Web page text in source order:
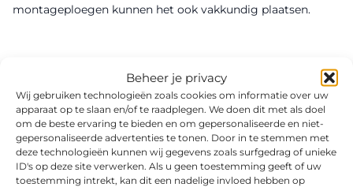
Beheer je privacy
Wij gebruiken technologieën zoals cookies om informatie over uw
apparaat op te slaan en/of te raadplegen. We doen dit met als doel
om de beste ervaring te bieden en om gepersonaliseerde en niet-
gepersonaliseerde advertenties te tonen. Door in te stemmen met
deze technologieën kunnen wij gegevens zoals surfgedrag of unieke
ID's op deze site verwerken. Als u geen toestemming geeft of uw
toestemming intrekt, kan dit een nadelige invloed hebben op
montageploegen kunnen het ook vakkundig plaatsen.